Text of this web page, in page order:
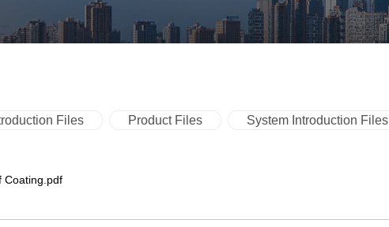
Files Product Files System Introduction Files
Coating.pdf